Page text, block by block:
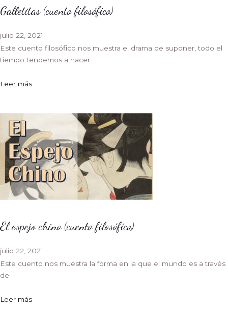
Galletitas (cuento filosófico)
julio 22, 2021
Este cuento filosófico nos muestra el drama de suponer, todo el
tiempo tendemos a hacer
Leer más
El espejo chino (cuento filosófico)
julio 22, 2021
Este cuento nos muestra la forma en la que el mundo es a través
de
Leer más